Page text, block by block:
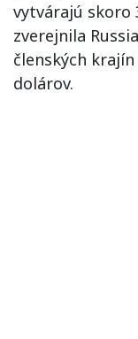
vytvárajú skoro
zverejnila
členských
dolárov.